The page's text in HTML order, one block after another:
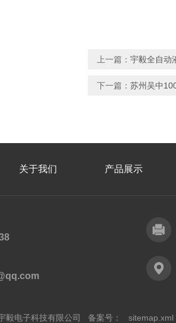
上一篇： 宇毅全自动
下一篇： 苏州吴中
关于我们 产品展示
毅电子科技有限公司 备案号： sitemap.xml